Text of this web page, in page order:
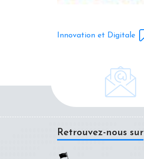
Innovation et Digitale
Retrouvez-nous sur